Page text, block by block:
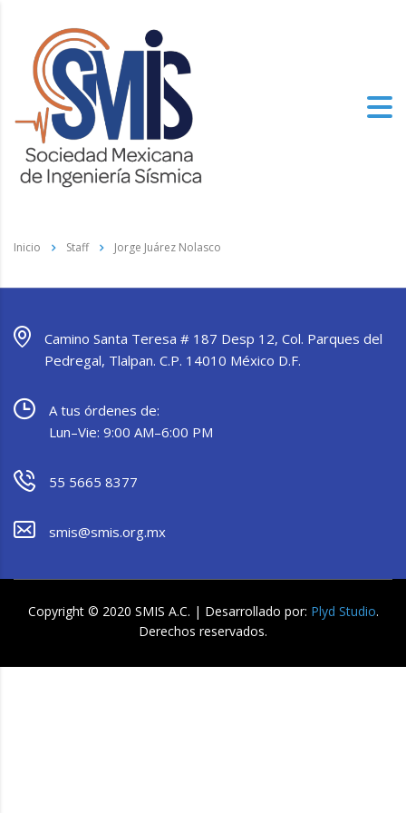
Inicio Staff Jorge Juárez Nolasco
Camino Santa Teresa # 187 Desp 12, Col. Parques del
Pedregal, Tlalpan. C.P. 14010 México D.F.
A tus órdenes de:
Lun–Vie: 9:00 AM–6:00 PM
55 5665 8377
smis@smis.org.mx
Copyright © 2020 SMIS A.C. | Desarrollado por: Plyd Studio.
Derechos reservados.